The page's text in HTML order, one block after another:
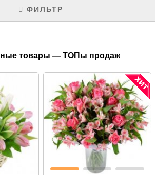
ФИЛЬТР
товары — ТОПы продаж